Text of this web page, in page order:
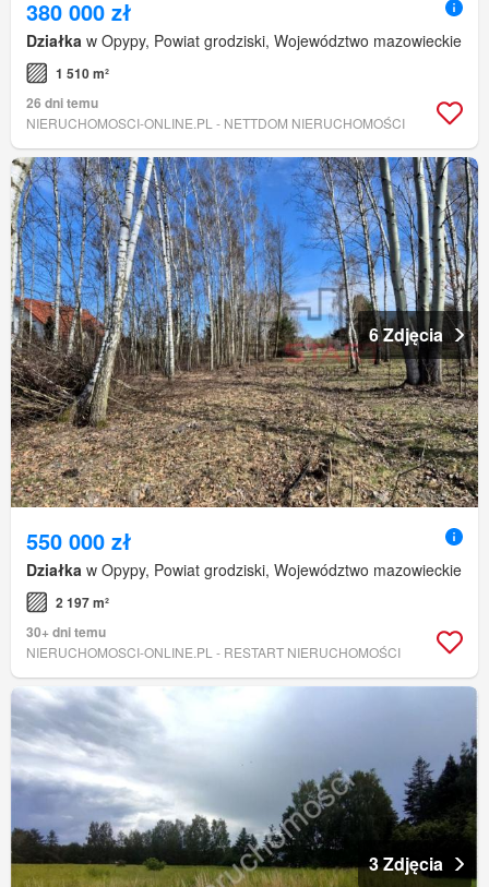
380 000 zł
Działka w Opypy, Powiat grodziski, Województwo mazowieckie
1 510 m²
26 dni temu
NIERUCHOMOSCI-ONLINE.PL - NETTDOM NIERUCHOMOŚCI
6 Zdjęcia
550 000 zł
Działka w Opypy, Powiat grodziski, Województwo mazowieckie
2 197 m²
30+ dni temu
NIERUCHOMOSCI-ONLINE.PL - RESTART NIERUCHOMOŚCI
3 Zdjęcia